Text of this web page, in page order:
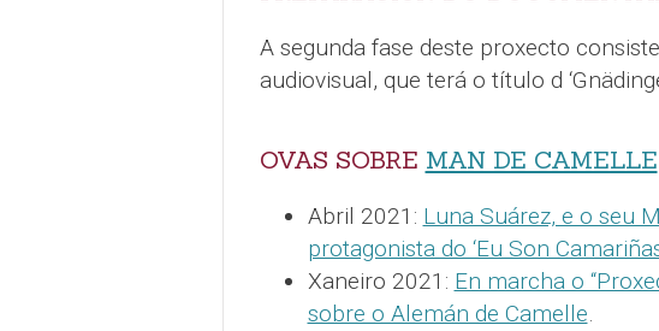
A segunda fase deste proxecto
audiovisual, que terá o título d
OVAS SOBRE MAN DE CAMELLE
Abril 2021: Luna Suárez, e o seu
protagonista do ‘Eu Son
Xaneiro 2021: En marcha o
sobre o Alemán de Camelle.